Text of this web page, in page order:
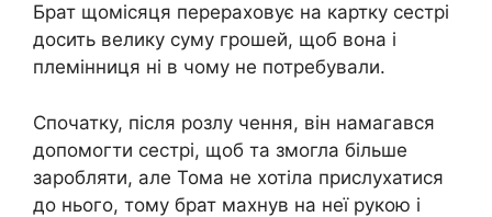
Брат щомісяця перераховує на картку сестрі
досить велику суму грошей, щоб вона і
племінниця ні в чому не потребували.
Спочатку, після розлу чення, він намагався
допомогти сестрі, щоб та змогла більше
заробляти, але Тома не хотіла прислухатися
до нього, тому брат махнув на неї рукою і